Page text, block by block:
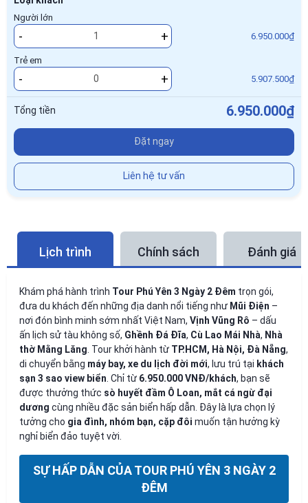
Người lớn
- + 6.950.000₫
Trẻ em
- + 5.907.500₫
Tổng tiền 6.950.000₫
Đặt ngay
Liên hệ tư vấn
Lịch trình Chính sách Đánh giá
Khám phá hành trình Tour Phú Yên 3 Ngày 2 Đêm trọn gói,
đưa du khách đến những địa danh nổi tiếng như Mũi Điện –
nơi đón bình minh sớm nhất Việt Nam, Vịnh Vũng Rô – dấu
ấn lịch sử tàu không số, Ghềnh Đá Đĩa, Cù Lao Mái Nhà, Nhà
thờ Mằng Lăng . Tour khởi hành từ TP.HCM, Hà Nội, Đà Nẵng,
di chuyển bằng máy bay, xe du lịch đời mới, lưu trú tại khách
sạn 3 sao view biển . Chỉ từ 6.950.000 VNĐ/khách, bạn sẽ
được thưởng thức sò huyết đầm Ô Loan, mắt cá ngừ đại
dương cùng nhiều đặc sản biển hấp dẫn. Đây là lựa chọn lý
tưởng cho gia đình, nhóm bạn, cặp đôi muốn tận hưởng kỳ
nghỉ biển đảo tuyệt vời.
SỰ HẤP DẪN CỦA TOUR PHÚ YÊN 3 NGÀY 2
ĐÊM